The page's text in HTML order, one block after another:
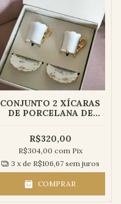
CONJUNTO 2 XÍCARAS
DE PORCELANA DE
PRESENTE | COLEÇÃO
FLORES
R$320,00
R$304,00 com Pix
3 x de R$106,67 sem juros
COMPRAR